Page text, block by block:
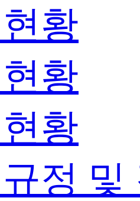
황
황
황
정 및